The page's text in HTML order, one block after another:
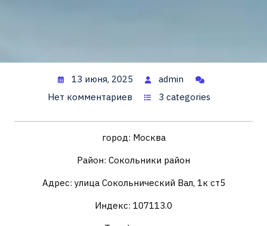
13 июня, 2025
admin
Нет комментариев
3 categories
город: Москва
Район: Сокольники район
Адрес: улица Сокольнический Вал, 1к ст5
Индекс: 107113.0